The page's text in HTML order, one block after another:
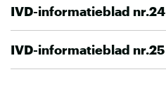
IVD-informatieblad nr.24
IVD-informatieblad nr.25